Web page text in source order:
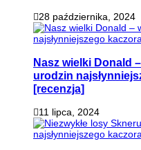
28 października, 2024
Nasz wielki Donald
urodzin
[recenzja]
11 lipca, 2024